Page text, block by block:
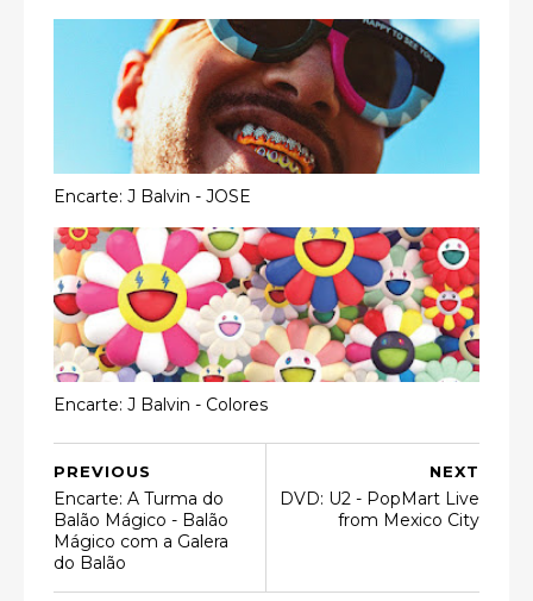
Encarte: J Balvin - JOSE
Encarte: J Balvin - Colores
NEXT
DVD: U2 - PopMart Live
from Mexico City
PREVIOUS
Encarte: A Turma do
Balão Mágico - Balão
Mágico com a Galera
do Balão